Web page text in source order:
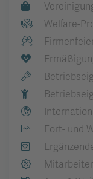
Welfare-
Fort- und